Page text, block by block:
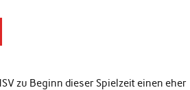
zu Beginn dieser Spielzeit einen eher